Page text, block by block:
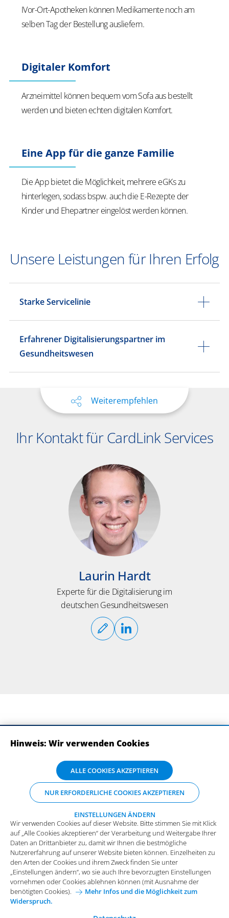
IVor-Ort-Apotheken können Medikamente noch am
selben Tag der Bestellung ausliefern.
Digitaler Komfort
Arzneimittel können bequem vom Sofa aus bestellt
werden und bieten echten digitalen Komfort.
Eine App für die ganze Familie
Die App bietet die Möglichkeit, mehrere eGKs zu
hinterlegen, sodass bspw. auch die E-Rezepte der
Kinder und Ehepartner eingelöst werden können.
Unsere Leistungen für Ihren Erfolg
Starke Servicelinie
Erfahrener Digitalisierungspartner im
Gesundheitswesen
Weiterempfehlen
Ihr Kontakt für CardLink Services
Laurin Hardt
Experte für die Digitalisierung im
deutschen Gesundheitswesen
Impressum Datenschutz
Allgemeine Einkaufsbedingungen
Karriere bei Arvato Systems Kontakt
Wir verwenden Cookies auf dieser Website. Bitte stimmen Sie mit Klick
auf „Alle Cookies akzeptieren“ der Verarbeitung und Weitergabe Ihrer
Daten an Drittanbieter zu, damit wir Ihnen die bestmögliche
Nutzererfahrung auf unserer Website bieten können. Einzelheiten zu
den Arten der Cookies und ihrem Zweck finden Sie unter
„Einstellungen ändern“, wo sie auch Ihre bevorzugten Einstellungen
vornehmen oder Cookies ablehnen können (mit Ausnahme der
benötigten Cookies).
Mehr Infos und die Möglichkeit zum
Widerspruch.
Hinweis: Wir verwenden Cookies
ALLE COOKIES AKZEPTIEREN
NUR ERFORDERLICHE COOKIES AKZEPTIEREN
EINSTELLUNGEN ÄNDERN
Wir verwenden Cookies auf dieser Website. Bitte stimmen Sie mit Klick
auf „Alle Cookies akzeptieren“ der Verarbeitung und Weitergabe Ihrer
Daten an Drittanbieter zu, damit wir Ihnen die bestmögliche
Nutzererfahrung auf unserer Website bieten können. Einzelheiten zu
den Arten der Cookies und ihrem Zweck finden Sie unter
„Einstellungen ändern“, wo sie auch Ihre bevorzugten Einstellungen
vornehmen oder Cookies ablehnen können (mit Ausnahme der
benötigten Cookies).
Mehr Infos und die Möglichkeit zum
Widerspruch.
Funktionale Cookies
Diese Cookies sind essenziell wichtig für die einwandfreie
Funktion der Website.
Analytische Cookies